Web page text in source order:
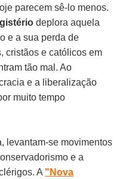
parecem sê-lo menos.
deplora aquela
e a sua perda de
cristãos e católicos em
tão mal. Ao
e a liberalização
muito tempo
levantam-se movimentos
e a
A "Nova